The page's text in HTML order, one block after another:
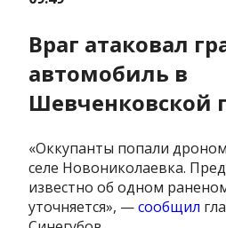
Враг атаковал
автомобиль в
Шевченковской
«Оккупанты попали
селе Новониколаевка.
известно об одном
уточняется», —сообщил